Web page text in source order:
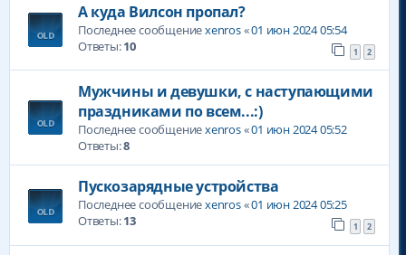
А куда Вилсон пропал?
Последнее сообщениеxenros«01 июн 2024 05:54
Ответы:10 1 2
Мужчины и девушки, с наступающими
праздниками по всем...:)
Последнее сообщениеxenros«01 июн 2024 05:52
Ответы:8
Пускозарядные устройства
Последнее сообщениеxenros«01 июн 2024 05:25
Ответы:13 1 2